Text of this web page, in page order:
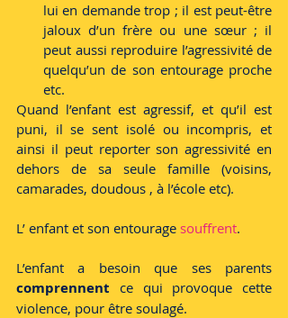
lui en demande trop ; il est peut-être
jaloux d’un frère ou une sœur ; il
peut aussi reproduire l’agressivité de
quelqu’un de son entourage proche
etc.
Quand l’enfant est agressif, et qu’il est
puni, il se sent isolé ou incompris, et
ainsi il peut reporter son agressivité en
dehors de sa seule famille (voisins,
camarades, doudous , à l’école etc).
L’ enfant et son entourage souffrent.
comprennent ce qui provoque cette
violence, pour être soulagé.